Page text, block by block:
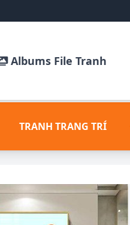
Albums File Tranh
TRANH TRANG TRÍ